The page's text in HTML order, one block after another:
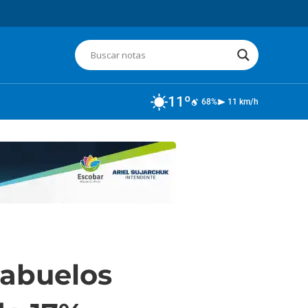
11º 68% 11 km/h